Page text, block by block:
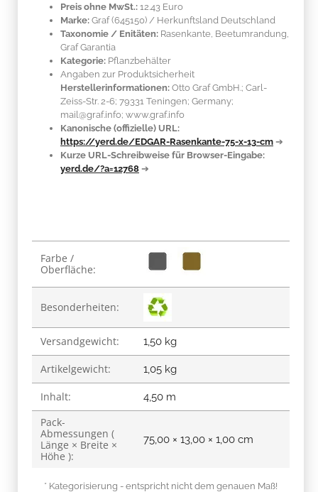
Preis ohne MwSt.: 12.43 Euro
Marke: Graf (645150) / Herkunftsland Deutschland
Taxonomie / Enitäten: Rasenkante, Beetumrandung,
Graf Garantia
Kategorie: Pflanzbehälter
Angaben zur Produktsicherheit
Herstellerinformationen: Otto Graf GmbH.; Carl-
Zeiss-Str. 2-6; 79331 Teningen; Germany;
mail@graf.info; www.graf.info
Kanonische (offizielle) URL:
https://yerd.de/EDGAR-Rasenkante-75-x-13-cm ➔
Kurze URL-Schreibweise für Browser-Eingabe:
yerd.de/?a=12768 ➔
Produkteigenschaft
Wert
Farbe /
Oberfläche:
Besonderheiten:
Versandgewicht: 1,50 kg
Artikelgewicht: 1,05 kg
Inhalt: 4,50 m
Pack-
Abmessungen (
Länge × Breite ×
Höhe ):
75,00 × 13,00 × 1,00 cm
* Kategorisierung - entspricht nicht dem genauen Maß!